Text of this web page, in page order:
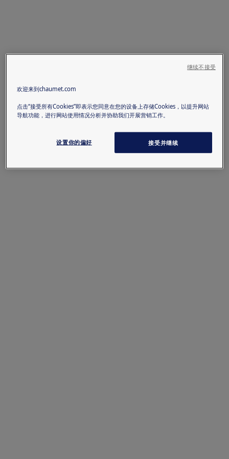
欢迎来到chaumet.com
点击“接受所有Cookies”即表示您同意在您的设备上存储Cookies，以提升网站
导航功能，进行网站使用情况分析并协助我们开展营销工作。
设置你的偏好 接受并继续
继续不接受